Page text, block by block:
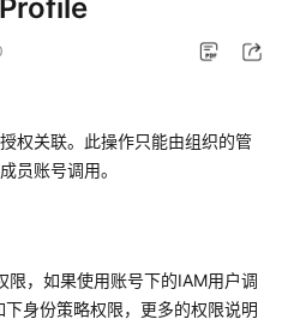
权关联。此操作只能由组织的管
员账号调用。
限，如果使用账号下的IAM用户调
身份策略权限，更多的权限说明